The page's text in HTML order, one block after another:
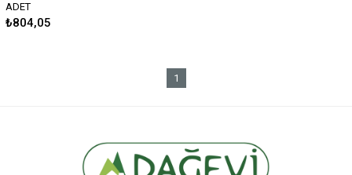
ADET
₺804,05
1